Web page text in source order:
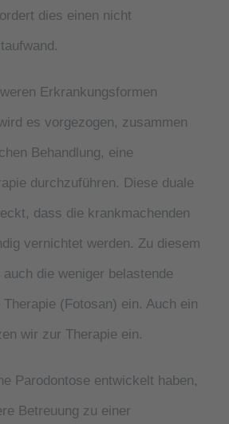
dies einen nicht
Erkrankungsformen
es vorgezogen, zusammen
Behandlung, eine
durchzuführen. Diese duale
dass die krankmachenden
vernichtet werden. Zu diesem
die weniger belastende
(Fotosan) ein. Auch ein
wir zur Therapie ein.
Parodontose entwickelt haben,
Betreuung zu einer